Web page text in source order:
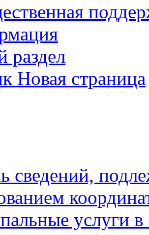
раздел
Новая страница
сведений,
услуги в